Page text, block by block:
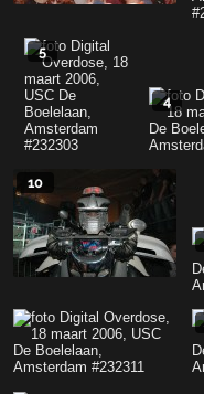
5
4
10